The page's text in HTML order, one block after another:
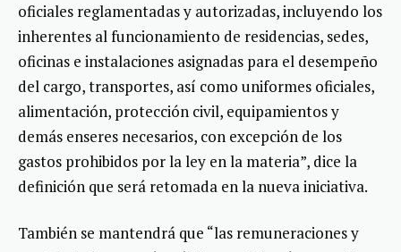
oficiales reglamentadas y autorizadas, incluyendo los
inherentes al funcionamiento de residencias, sedes,
oficinas e instalaciones asignadas para el desempeño
del cargo, transportes, así como uniformes oficiales,
alimentación, protección civil, equipamientos y
demás enseres necesarios, con excepción de los
gastos prohibidos por la ley en la materia”, dice la
definición que será retomada en la nueva iniciativa.
También se mantendrá que “las remuneraciones y